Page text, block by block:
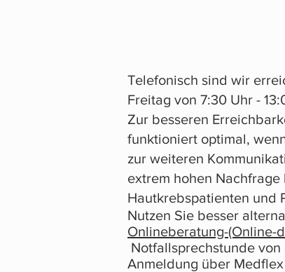
Telefonisch sind wir
Freitag von 7:30 Uhr -
Zur besseren
funktioniert optimal,
zur weiteren
extrem hohen
Hautkrebspatienten und
Nutzen Sie besser
Onlineberatung-(Online-
Notfallsprechstunde
Anmeldung über